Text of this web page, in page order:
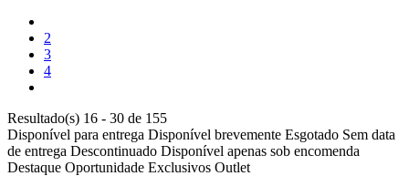
2
3
4
Resultado(s) 16 - 30 de 155
Disponível para entrega Disponível brevemente Esgotado Sem data
de entrega Descontinuado Disponível apenas sob encomenda
Destaque Oportunidade Exclusivos Outlet